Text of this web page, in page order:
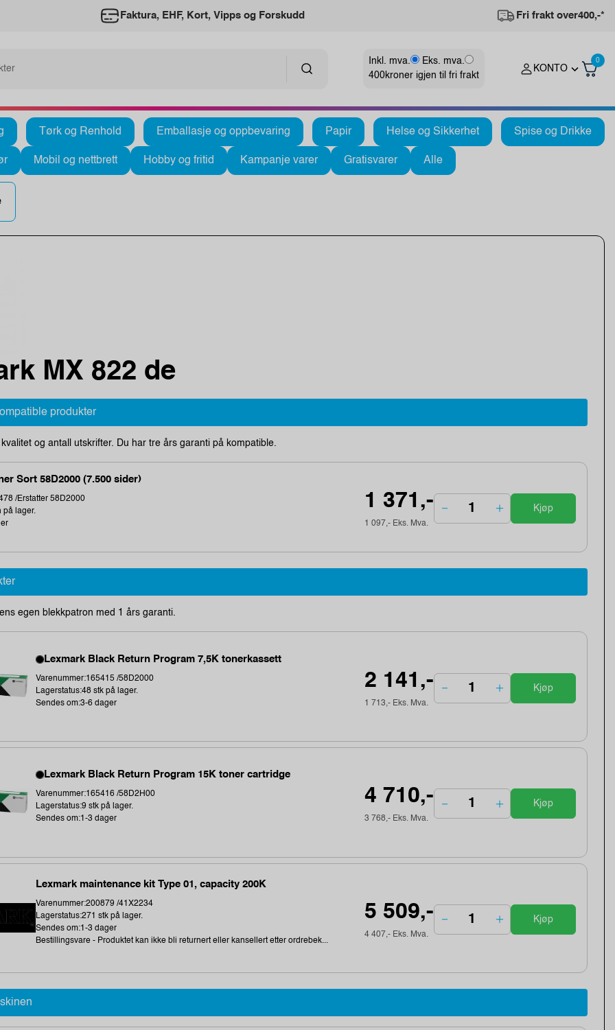
Faktura, EHF, Kort, Vipps og Forskudd Fri frakt over400,-*
Inkl. mva.
Eks. mva.
400kroner igjen til fri frakt
KONTO
0
Tørk og Renhold Emballasje og oppbevaring Papir Helse og Sikkerhet Spise og Drikke
Mobil og nettbrett Hobby og fritid Kampanje varer Gratisvarer Alle
MX 822 de
produkter
og antall utskrifter. Du har tre års garanti på kompatible.
Sort 58D2000 (7.500 sider)
/Erstatter 58D2000
på lager.
1 371,-
1 097,- Eks. Mva.
Kjøp
egen blekkpatron med 1 års garanti.
Lexmark Black Return Program 7,5K tonerkassett
Varenummer:165415 /58D2000
Lagerstatus:48 stk på lager.
Sendes om:3-6 dager
2 141,-
1 713,- Eks. Mva.
Kjøp
Lexmark Black Return Program 15K toner cartridge
Varenummer:165416 /58D2H00
Lagerstatus:9 stk på lager.
Sendes om:1-3 dager
4 710,-
3 768,- Eks. Mva.
Kjøp
Lexmark maintenance kit Type 01, capacity 200K
Varenummer:200879 /41X2234
Lagerstatus:271 stk på lager.
Sendes om:1-3 dager
Bestillingsvare - Produktet kan ikke bli returnert eller kansellert etter ordrebek...
5 509,-
4 407,- Eks. Mva.
Kjøp